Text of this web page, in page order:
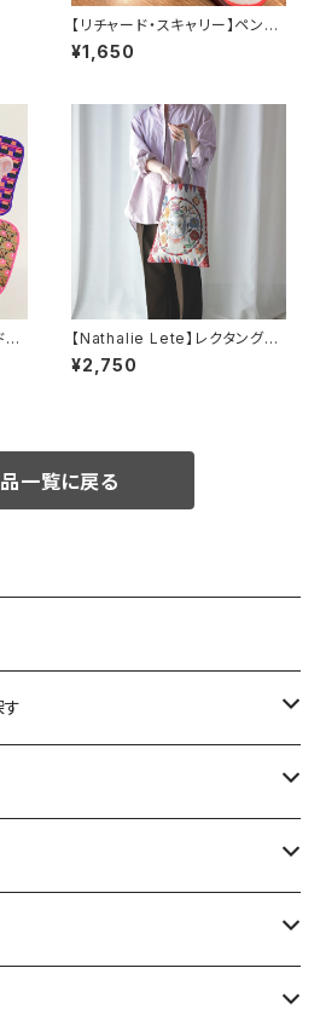
【リチャード・スキャリー】ペンポ
ーチ
¥1,650
タ
【Nathalie Lete】レクタングル
トートバッグ
¥2,750
一覧に戻る
キ
スンスン